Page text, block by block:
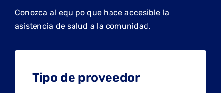
Conozca al equipo que hace accesible la
asistencia de salud a la comunidad.
Tipo de proveedor